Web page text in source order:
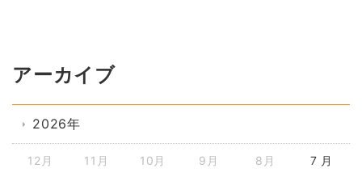
アーカイブ
2026年
12月 11月 10月 9月 8月 7 月